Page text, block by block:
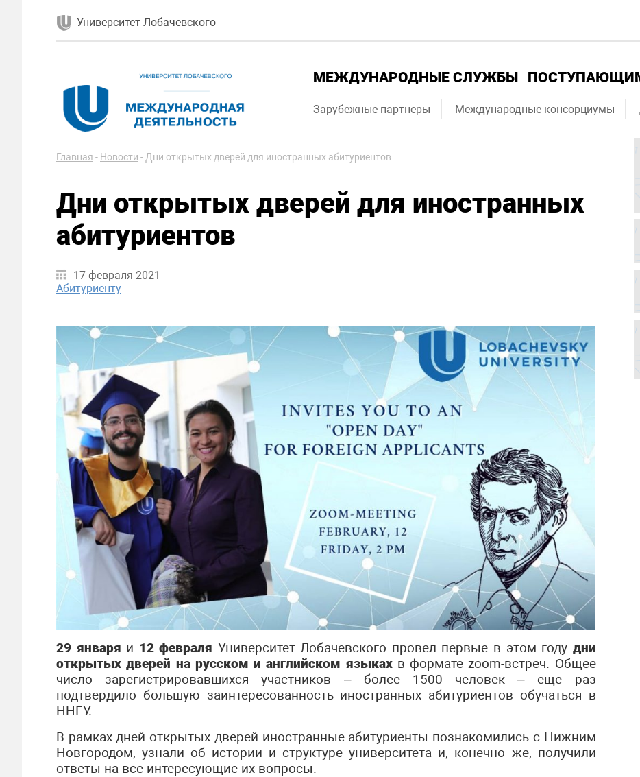
Университет Лобачевского
МЕЖДУНАРОДНЫЕ СЛУЖБЫ
Зарубежные партнеры Международные консорциумы
Главная - Новости -Дни открытых дверей для иностранных абитуриентов
Дни открытых дверей для иностранных
абитуриентов
17 февраля 2021
Абитуриенту
29 января и 12 февраля Университет Лобачевского провел первые в этом году дни
открытых дверей на русском и английском языкахв формате zoom-встреч. Общее
число зарегистрировавшихся участников – более 1500 человек – еще раз
подтвердило большую заинтересованность иностранных абитуриентов обучаться в
ННГУ.
В рамках дней открытых дверей иностранные абитуриенты познакомились с Нижним
Новгородом, узнали об истории и структуре университета и, конечно же, получили
ответы на все интересующие их вопросы.